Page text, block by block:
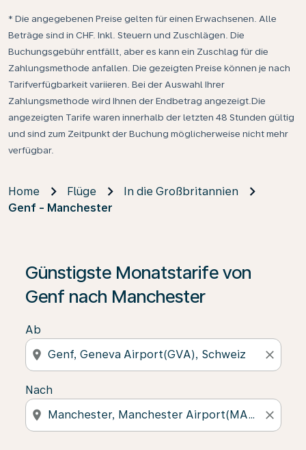
* Die angegebenen Preise gelten für einen Erwachsenen. Alle
Beträge sind in CHF. Inkl. Steuern und Zuschlägen. Die
Buchungsgebühr entfällt, aber es kann ein Zuschlag für die
Zahlungsmethode anfallen. Die gezeigten Preise können je nach
Tarifverfügbarkeit variieren. Bei der Auswahl Ihrer
Zahlungsmethode wird Ihnen der Endbetrag angezeigt.Die
angezeigten Tarife waren innerhalb der letzten 48 Stunden gültig
und sind zum Zeitpunkt der Buchung möglicherweise nicht mehr
verfügbar.
Home Flüge
In die Großbritannien
Genf - Manchester
Günstigste Monatstarife von
Genf nach Manchester
Ab
location_on close
Nach
location_on close